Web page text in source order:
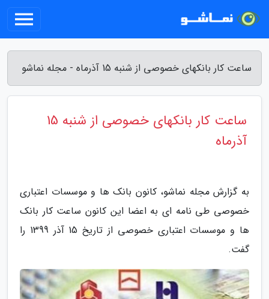
ساعت کار بانکهای خصوصی از شنبه 15 آذرماه - مجله نماشو
ساعت کار بانکهای خصوصی از شنبه 15
آذرماه
به گزارش مجله نماشو، کانون بانک ها و موسسات اعتباری
خصوصی طی نامه ای به اعضا این کانون ساعت کار بانک
ها و موسسات اعتباری خصوصی از تاریخ 15 آذر 1399 را
گفت.